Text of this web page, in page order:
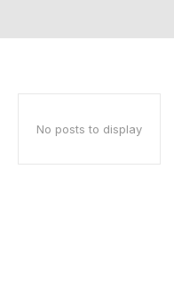
No posts to display